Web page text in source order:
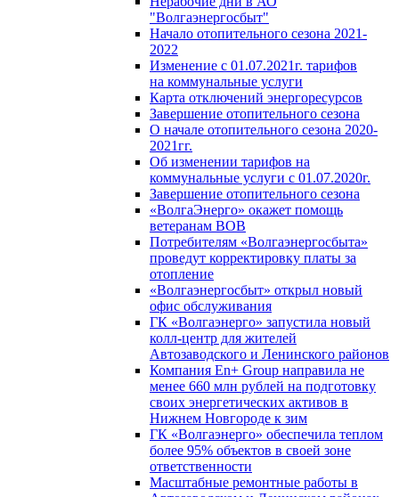
"Волгаэнергосбыт"
Начало отопительного сезона 2021-
2022
Изменение с 01.07.2021г. тарифов
на коммунальные услуги
Карта отключений энергоресурсов
Завершение отопительного сезона
О начале отопительного сезона 2020-
2021гг.
Об изменении тарифов на
коммунальные услуги с 01.07.2020г.
Завершение отопительного сезона
«ВолгаЭнерго» окажет помощь
ветеранам ВОВ
Потребителям «Волгаэнергосбыта»
проведут корректировку платы за
отопление
«Волгаэнергосбыт» открыл новый
офис обслуживания
ГК «Волгаэнерго» запустила новый
колл-центр для жителей
Автозаводского и Ленинского районов
Компания En+ Group направила не
менее 660 млн рублей на подготовку
своих энергетических активов в
Нижнем Новгороде к зим
ГК «Волгаэнерго» обеспечила теплом
более 95% объектов в своей зоне
ответственности
Масштабные ремонтные работы в